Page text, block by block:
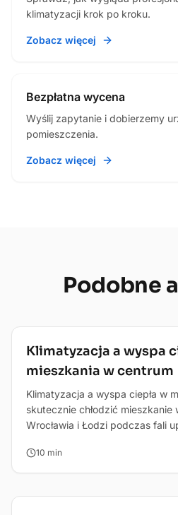
klimatyzacji krok po kroku.
Zobacz więcej
Bezpłatna wycena
Wyślij zapytanie i dobierzemy
pomieszczenia.
Zobacz więcej
Podobne
Zdrowie
Klimatyzacja a wyspa
mieszkania w centrum
Klimatyzacja a wyspa ciepła w
skutecznie chłodzić mieszkanie
Wrocławia i Łodzi podczas fali
10 min
Poradnik